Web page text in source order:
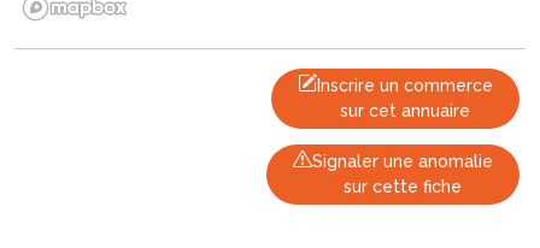
Inscrire un commerce
sur cet annuaire
Signaler une anomalie
sur cette fiche